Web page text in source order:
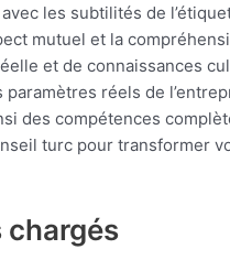
les subtilités de
mutuel et la
et de connaissances
réels de
des compétences
turc pour transformer
chargés